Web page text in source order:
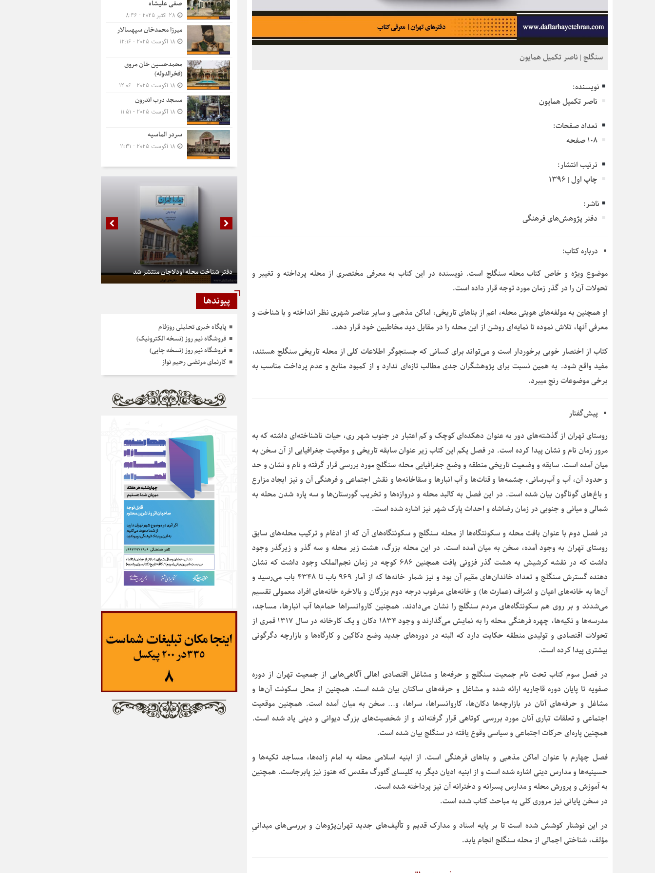
سنگلج | ناصر تکمیل همایون
نویسنده:
ناصر تکمیل همایون
تعداد صفحات:
۱۰۸ صفحه
ترتیب انتشار:
چاپ اول | ۱۳۹۶
ناشر:
دفتر پژوهش‌های فرهنگی
درباره کتاب:
موضوع ویژه و خاص کتاب محله سنگلج است. نویسنده در این کتاب به معرفی مختصری از محله پرداخته و تغییر و
تحولات آن را در گذر زمان مورد توجه قرار داده است.
او همچنین به مولفه‌های هویتی محله، اعم از بناهای تاریخی، اماکن مذهبی و سایر عناصر شهری نظر انداخته و با شناخت و
معرفی آنها، تلاش نموده تا نمایه‌ای روشن از این محله را در مقابل دید مخاطبین خود قرار دهد.
کتاب از اختصار خوبی برخوردار است و می‌تواند برای کسانی که جستجوگر اطلاعات کلی از محله تاریخی سنگلج هستند،
مفید واقع شود. به همین نسبت برای پژوهشگران جدی مطالب تازه‌ای ندارد و از کمبود منابع و عدم پرداخت مناسب به
برخی موضوعات رنج می‎برد.
پیش‌گفتار
روستای تهران از گذشته‌های دور به عنوان دهکده‌ای کوچک و کم اعتبار در جنوب شهر ری، حیات ناشناخته‌ای داشته که به
مرور زمان نام و نشان پیدا کرده است. در فصل یکم این کتاب زیر عنوان سابقه تاریخی و موقعیت جغرافیایی از آن سخن به
میان آمده است. سابقه و وضعیت تاریخی منطقه و وضع جغرافیایی محله سنگلج مورد بررسی قرار گرفته و نام و نشان و حد
و حدود آن، آب و آب‌رسانی، چشمه‌ها و قنات‌ها و آب انبارها و سقاخانه‌ها و نقش اجتماعی و فرهنگی آن و نیز ایجاد مزارع
و باغ‌های گوناگون بیان شده است. در این فصل به کالبد محله و دروازه‌ها و تخریب گورستان‌ها و سه پاره شدن محله به
شمالی و میانی و جنوبی در زمان رضاشاه و احداث پارک شهر نیز اشاره شده است.
در فصل دوم با عنوان بافت محله و سکونتگاه‌ها از محله سنگلج و سکونتگاه‌های آن که از ادغام و ترکیب محله‌های سابق
روستای تهران به وجود آمده، سخن به میان آمده است. در این محله بزرگ، هشت زیر محله و سه گذر و زیرگذر وجود
داشت که در نقشه کرشیش به هشت گذر فزونی یافت همچنین ۶۸۶ کوچه در زمان نجم‌الملک وجود داشت که نشان
دهنده گسترش سنگلج و تعداد خاندان‌های مقیم آن بود و نیز شمار خانه‌ها که از آمار ۹۶۹ باب تا ۴۳۴۸ باب می‌رسید و
آن‌ها به خانه‌های اعیان و اشراف (عمارت ها) و خانه‌های مرغوب درجه دوم بزرگان و بالاخره خانه‌های افراد معمولی تقسیم
می‌شدند و بر روی هم سکونتگاه‌های مردم سنگلج را نشان می‌دادند. همچنین کاروانسراها حمام‌ها آب انبارها، مساجد،
مدرسه‌ها و تکیه‌ها، چهره فرهنگی محله را به نمایش می‌گذارند و وجود ۱۸۳۴ دکان و یک کارخانه در سال ۱۳۱۷ قمری از
تحولات اقتصادی و تولیدی منطقه حکایت دارد که البته در دوره‌های جدید وضع دکاکین و کارگاه‌ها و بازارچه دگرگونی
بیشتری پیدا کرده است.
در فصل سوم کتاب تحت نام جمعیت سنگلج و حرفه‌ها و مشاغل اقتصادی اهالی آگاهی‌هایی از جمعیت تهران از دوره
صفویه تا پایان دوره قاجاریه ارائه شده و مشاغل و حرفه‌های ساکنان بیان شده است. همچنین از محل سکونت آن‌ها و
مشاغل و حرفه‌های آنان در بازارچه‌ها دکان‌ها، کاروانسراها، سراها، و… سخن به میان آمده است. همچنین موقعیت
اجتماعی و تعلقات تباری آنان مورد بررسی کوتاهی قرار گرفته‌اند و از شخصیت‌های بزرگ دیوانی و دینی یاد شده است.
همچنین پاره‌ای حرکات اجتماعی و سیاسی وقوع یافته در سنگلج بیان شده است.
فصل چهارم با عنوان اماکن مذهبی و بناهای فرهنگی است. از ابنیه اسلامی محله به امام زاده‌ها، مساجد تکیه‌ها و
حسینیه‌ها و مدارس دینی اشاره شده است و از ابنیه ادیان دیگر به کلیسای گئورگ مقدس که هنوز نیز پابرجاست. همچنین
به آموزش و پرورش محله و مدارس پسرانه و دخترانه آن نیز پرداخته شده است.
در سخن پایانی نیز مروری کلی به مباحث کتاب شده است.
در این نوشتار کوشش شده است تا بر پایه اسناد و مدارک قدیم و تألیف‌های جدید تهران‌پژوهان و بررسی‌های میدانیِ
مؤلف، شناختی اجمالی از محله سنگلج انجام یابد.
صفی علیشاه
میرزا محمدخان سپهسالار
محمدحسین خان مروی
(فخرالدوله)
مسجد درب اندرون
سردر الماسیه
دفتر شناخت محله اودلاجان منتشر شد
پیوندها
پایگاه خبری تحلیلی روزفام
فروشگاه نیم روز (نسخه الکترونیک)
فروشگاه نیم روز (نسخه چاپی)
کارنمای مرتضی رحیم نواز